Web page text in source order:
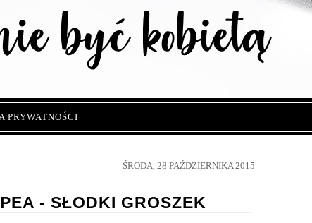
PRYWATNOŚCI
ŚRODA, 28 PAŹDZIERNIKA 2015
- SŁODKI GROSZEK